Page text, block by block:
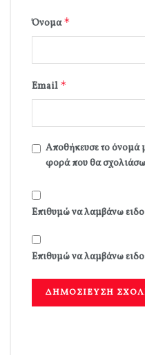
Όνομα*
Email *
Αποθήκευσε το όνομά
φορά που θα
Επιθυμώ να λαμβάνω
Επιθυμώ να λαμβάνω